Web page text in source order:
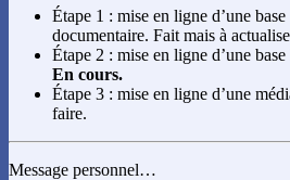
Étape 1 : mise en ligne d’une base
documentaire. Fait mais à
Étape 2 : mise en ligne d’une
En cours.
Étape 3 : mise en ligne d’une
faire.
Message personnel…